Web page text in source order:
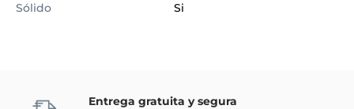
Sólido
Si
Entrega gratuita y segura